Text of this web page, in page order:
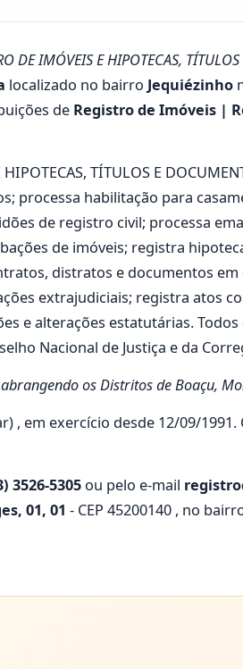
DE IMÓVEIS E HIPOTECAS,
localizado no bairro Jequiézinho
de Registro de Imóveis |
TÍTULOS E
processa habilitação para
de registro civil; processa
de imóveis; registra
distratos e documentos
extrajudiciais; registra atos
e alterações estatutárias.
Nacional de Justiça e da
os Distritos de Boaçu,
, em exercício desde 12/09/
3526-5305 ou pelo e-mail
01, 01 - CEP 45200140 , no